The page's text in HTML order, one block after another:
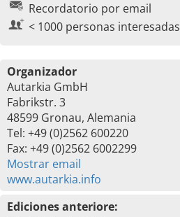
Recordatorio por email
< 1000 personas interesadas
Organizador
Autarkia GmbH
Fabrikstr. 3
48599 Gronau, Alemania
Tel: +49 (0)2562 600220
Fax: +49 (0)2562 6002299
Mostrar email
www.autarkia.info
Ediciones anteriore: